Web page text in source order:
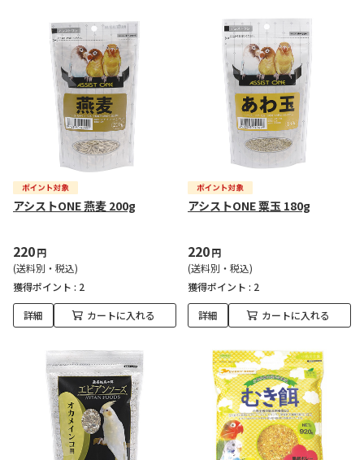
アシストONE 燕麦 200g
220円
(送料別・税込)
獲得ポイント : 2
詳細 カートに入れる
アシストONE 粟玉 180g
220円
(送料別・税込)
獲得ポイント : 2
詳細 カートに入れる